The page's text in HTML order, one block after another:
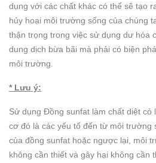
dụng với các chất khác có thể sẽ tạo
hủy hoại môi trường sống của chúng
thận trọng trong việc sử dụng dư hóa
dung dịch bừa bãi mà phải có biện
môi trường.
* Lưu ý:
Sử dụng Đồng sunfat làm chất diệt cỏ
cơ đó là các yếu tố đến từ môi trường
của đồng sunfat hoặc ngược lại, môi
không cần thiết và gây hại không cần